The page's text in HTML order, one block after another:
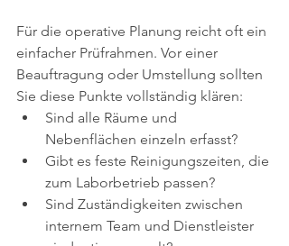
Für die operative Planung reicht oft ein
einfacher Prüfrahmen. Vor einer
Beauftragung oder Umstellung sollten
Sie diese Punkte vollständig klären:
Sind alle Räume und
Nebenflächen einzeln erfasst?
Gibt es feste Reinigungszeiten, die
zum Laborbetrieb passen?
Sind Zuständigkeiten zwischen
internem Team und Dienstleister